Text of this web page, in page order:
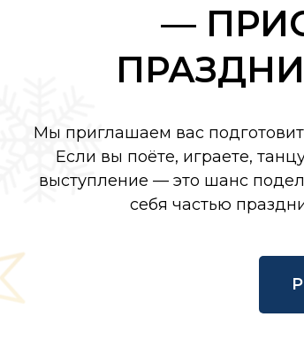
—
Мы приглашаем вас
Если вы поёте, играете,
выступление — это шанс
себя частью